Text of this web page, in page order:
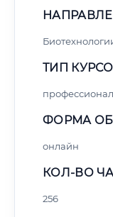
ТИП
ФОРМА
онлайн
КОЛ-ВО
256